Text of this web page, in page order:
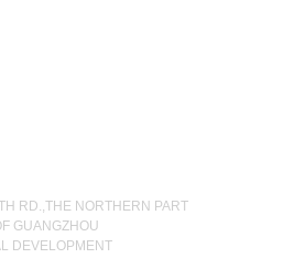
RD.,THE NORTHERN PART
GUANGZHOU
DEVELOPMENT